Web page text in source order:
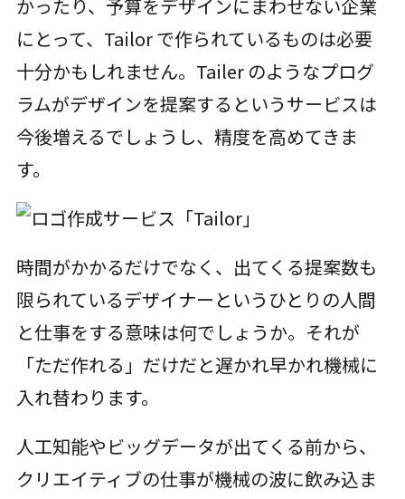
かったり、予算をデザインにまわせない企業
にとって、Tailor で作られているものは必要
十分かもしれません。Tailer のようなプログ
ラムがデザインを提案するというサービスは
今後増えるでしょうし、精度を高めてきま
す。
時間がかかるだけでなく、出てくる提案数も
限られているデザイナーというひとりの人間
と仕事をする意味は何でしょうか。それが
「ただ作れる」だけだと遅かれ早かれ機械に
入れ替わります。
人工知能やビッグデータが出てくる前から、
クリエイティブの仕事が機械の波に飲み込ま